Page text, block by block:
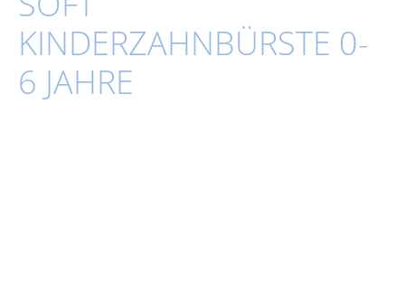
KINDERZAHNBÜRSTE 0-
6 JAHRE